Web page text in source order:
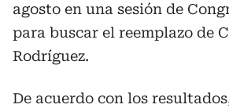
agosto en una sesión de
para buscar el reemplazo de
Rodríguez.
De acuerdo con los